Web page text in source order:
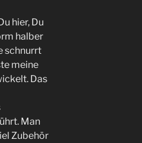
hier, Du
halber
schnurrt
meine
Das
Man
Zubehör